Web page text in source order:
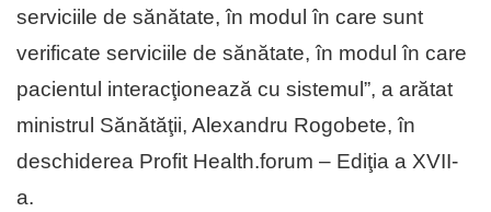
serviciile de sănătate, în modul în care sunt
verificate serviciile de sănătate, în modul în care
pacientul interacţionează cu sistemul”, a arătat
ministrul Sănătăţii, Alexandru Rogobete, în
deschiderea Profit Health.forum – Ediţia a XVII-
a.